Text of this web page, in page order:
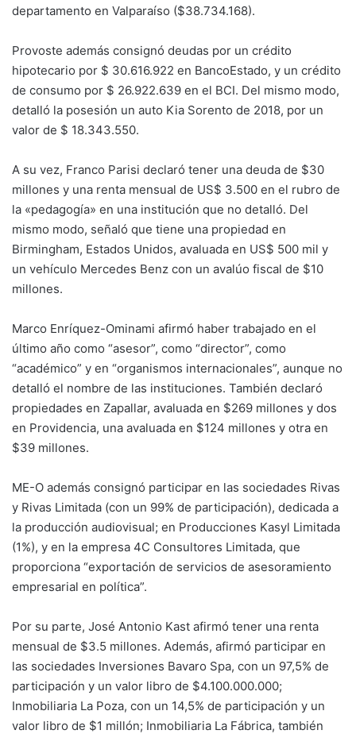
departamento en Valparaíso ($38.734.168).
Provoste además consignó deudas por un crédito
hipotecario por $ 30.616.922 en BancoEstado, y un crédito
de consumo por $ 26.922.639 en el BCI. Del mismo modo,
detalló la posesión un auto Kia Sorento de 2018, por un
valor de $ 18.343.550.
A su vez, Franco Parisi declaró tener una deuda de $30
millones y una renta mensual de US$ 3.500 en el rubro de
la «pedagogía» en una institución que no detalló. Del
mismo modo, señaló que tiene una propiedad en
Birmingham, Estados Unidos, avaluada en US$ 500 mil y
un vehículo Mercedes Benz con un avalúo fiscal de $10
millones.
Marco Enríquez-Ominami afirmó haber trabajado en el
último año como “asesor”, como “director”, como
“académico” y en “organismos internacionales”, aunque no
detalló el nombre de las instituciones. También declaró
propiedades en Zapallar, avaluada en $269 millones y dos
en Providencia, una avaluada en $124 millones y otra en
$39 millones.
ME-O además consignó participar en las sociedades Rivas
y Rivas Limitada (con un 99% de participación), dedicada a
la producción audiovisual; en Producciones Kasyl Limitada
(1%), y en la empresa 4C Consultores Limitada, que
proporciona “exportación de servicios de asesoramiento
empresarial en política”.
Por su parte, José Antonio Kast afirmó tener una renta
mensual de $3.5 millones. Además, afirmó participar en
las sociedades Inversiones Bavaro Spa, con un 97,5% de
participación y un valor libro de $4.100.000.000;
Inmobiliaria La Poza, con un 14,5% de participación y un
valor libro de $1 millón; Inmobiliaria La Fábrica, también